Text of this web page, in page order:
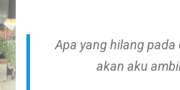
Apa yang hilang
akan aku